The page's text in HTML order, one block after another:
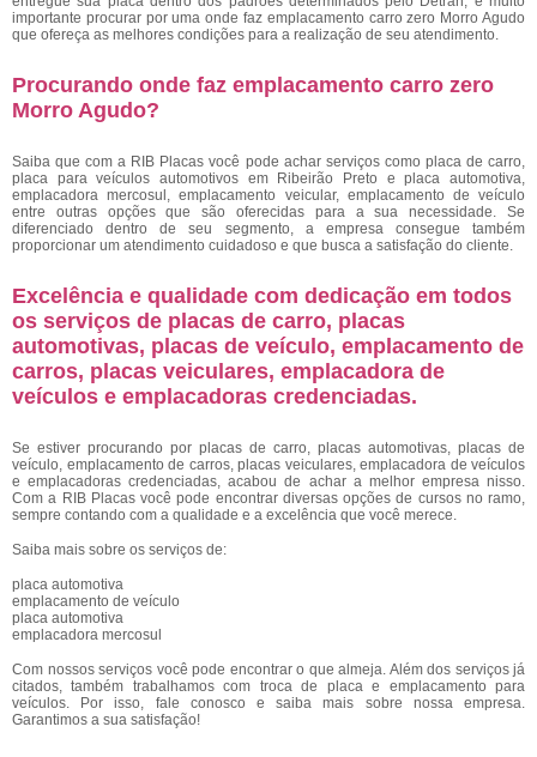
importante procurar por uma onde faz emplacamento carro zero Morro Agudo
que ofereça as melhores condições para a realização de seu atendimento.
Procurando onde faz emplacamento carro zero
Morro Agudo?
Saiba que com a RIB Placas você pode achar serviços como placa de carro,
placa para veículos automotivos em Ribeirão Preto e placa automotiva,
emplacadora mercosul, emplacamento veicular, emplacamento de veículo
entre outras opções que são oferecidas para a sua necessidade. Se
diferenciado dentro de seu segmento, a empresa consegue também
proporcionar um atendimento cuidadoso e que busca a satisfação do cliente.
Excelência e qualidade com dedicação em todos
os serviços de placas de carro, placas
automotivas, placas de veículo, emplacamento de
carros, placas veiculares, emplacadora de
veículos e emplacadoras credenciadas.
Se estiver procurando por placas de carro, placas automotivas, placas de
veículo, emplacamento de carros, placas veiculares, emplacadora de veículos
e emplacadoras credenciadas, acabou de achar a melhor empresa nisso.
Com a RIB Placas você pode encontrar diversas opções de cursos no ramo,
sempre contando com a qualidade e a excelência que você merece.
Saiba mais sobre os serviços de:
placa automotiva
emplacamento de veículo
placa automotiva
emplacadora mercosul
Com nossos serviços você pode encontrar o que almeja. Além dos serviços já
citados, também trabalhamos com troca de placa e emplacamento para
veículos. Por isso, fale conosco e saiba mais sobre nossa empresa.
Garantimos a sua satisfação!